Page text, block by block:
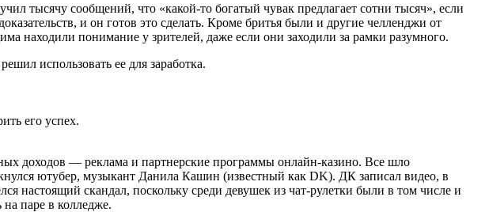
тысячу сообщений, что «какой-то богатый чувак предлагает сотни тысяч», если
и он готов это сделать. Кроме бритья были и другие челленджи от
находили понимание у зрителей, даже если они заходили за рамки разумного.
использовать ее для заработка.
его успех.
доходов — реклама и партнерские программы онлайн-казино. Все шло
ютубер, музыкант Данила Кашин (известный как DK). ДК записал видео, в
настоящий скандал, поскольку среди девушек из чат-рулетки были в том числе и
паре в колледже.